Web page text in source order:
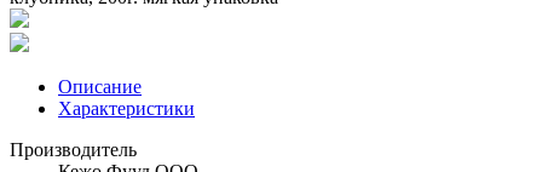
Описание
Характеристики
Производитель